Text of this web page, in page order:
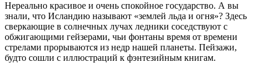
Нереально красивое и очень спокойное государство. А вы
знали, что Исландию называют «землей льда и огня»? Здесь
сверкающие в солнечных лучах ледники соседствуют с
обжигающими гейзерами, чьи фонтаны время от времени
стрелами прорываются из недр нашей планеты. Пейзажи,
будто сошли с иллюстраций к фэнтезийным книгам.